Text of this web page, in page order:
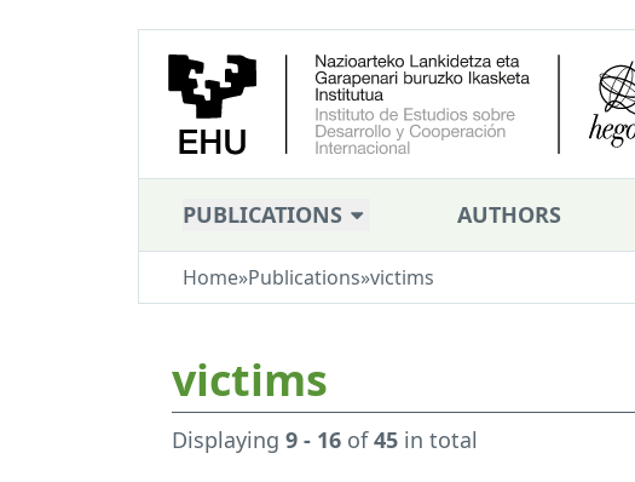
PUBLICATIONS AUTHORS
Home»Publications»victims
victims
Displaying 9 - 16 of45 in total